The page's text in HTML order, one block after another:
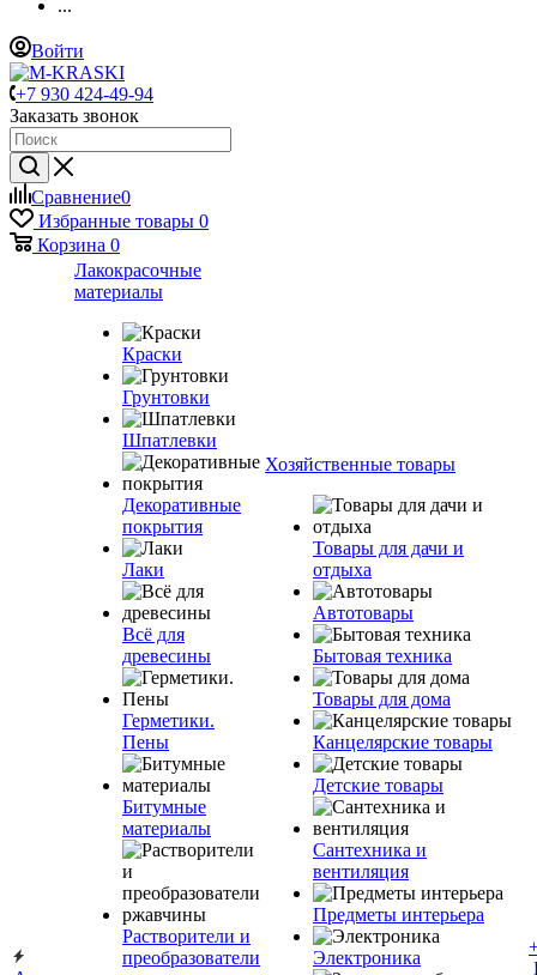
...
Войти
+7 930 424-49-94
Заказать звонок
Сравнение0
Избранные товары 0
Корзина 0
Лакокрасочные
материалы
Краски
Грунтовки
Шпатлевки
Декоративные
покрытия
Лаки
Всё для
древесины
Герметики.
Пены
Битумные
материалы
Растворители и
преобразователи
Хозяйственные товары
Товары для дачи и
отдыха
Автотовары
Бытовая техника
Товары для дома
Канцелярские товары
Детские товары
Сантехника и
вентиляция
Предметы интерьера
Электроника